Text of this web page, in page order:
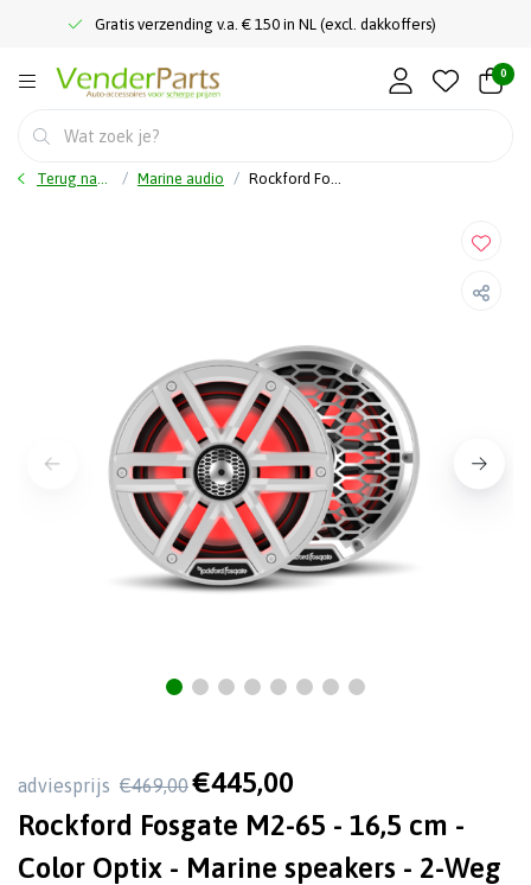
Gratis verzending v.a. € 150 in NL (excl. dakkoffers)
0
Terug naar home Marine audio Rockford Fosgate M2-65 - 16,5 cm - Color Optix - Marine speakers - 2-Weg luidsprekers
adviesprijs €469,00 €445,00
Rockford Fosgate M2-65 - 16,5 cm -
Color Optix - Marine speakers - 2-Weg